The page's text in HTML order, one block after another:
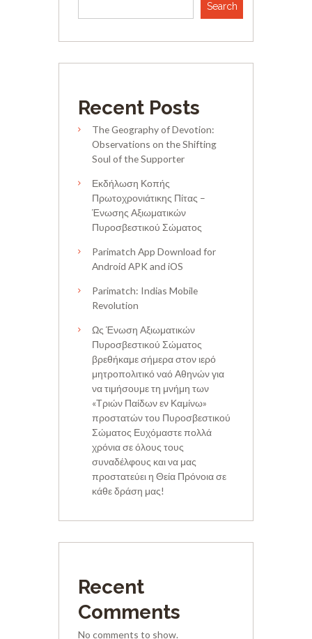
Search
Recent Posts
The Geography of Devotion:
Observations on the Shifting
Soul of the Supporter
Εκδήλωση Κοπής
Πρωτοχρονιάτικης Πίτας –
Ένωσης Αξιωματικών
Πυροσβεστικού Σώματος
Parimatch App Download for
Android APK and iOS
Parimatch: Indias Mobile
Revolution
Ως Ένωση Αξιωματικών
Πυροσβεστικού Σώματος
βρεθήκαμε σήμερα στον ιερό
μητροπολιτικό ναό Αθηνών για
να τιμήσουμε τη μνήμη των
«Τριών Παίδων εν Καμίνω»
προστατών του Πυροσβεστικού
Σώματος Ευχόμαστε πολλά
χρόνια σε όλους τους
συναδέλφους και να μας
προστατεύει η Θεία Πρόνοια σε
κάθε δράση μας!
Recent
Comments
No comments to show.